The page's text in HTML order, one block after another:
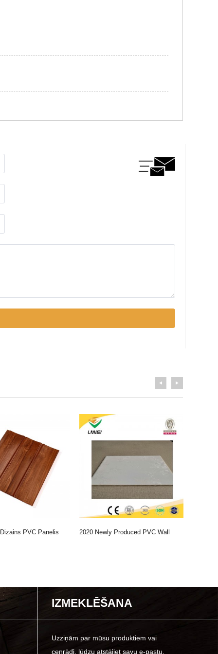
PVC Panelis
2020 Newly Produced PVC Wall
IZMEKLĒŠANA
Uzziņām par mūsu produktiem vai
cenrādi, lūdzu atstājiet savu e-pastu,